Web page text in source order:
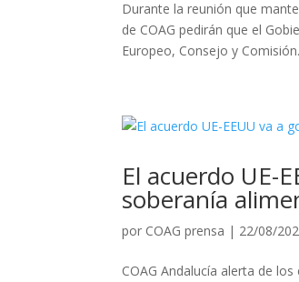
Durante la reunión que
de COAG pedirán que el
Europeo, Consejo y
El acuerdo UE-
soberanía
por COAG prensa | 22/08/
COAG Andalucía alerta de